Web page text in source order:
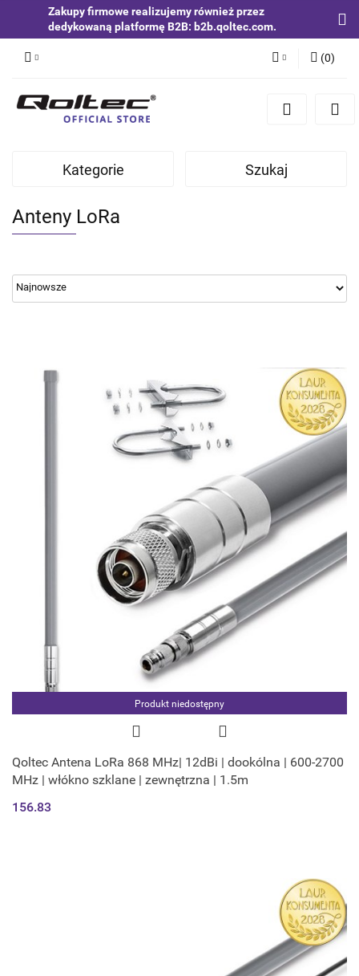
Zakupy firmowe realizujemy również przez
dedykowaną platformę B2B: b2b.qoltec.com.
Zaloguj się
Zgody cookies
(0)
Kategorie Szukaj
Anteny LoRa
Produkt niedostępny
Qoltec Antena LoRa 868 MHz| 12dBi | dookólna | 600-2700
MHz | włókno szklane | zewnętrzna | 1.5m
156.83